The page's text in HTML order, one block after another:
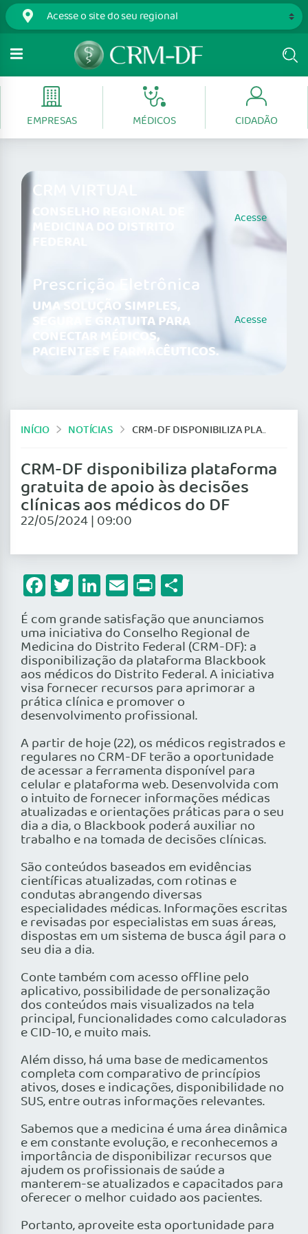
EMPRESAS MÉDICOS CIDADÃO
CRM VIRTUAL
CONSELHO REGIONAL DE
MEDICINA DO DISTRITO Acesse
Prescrição Eletrônica
UMA SOLUÇÃO SIMPLES,
SEGURA E GRATUITA PARA
CONECTAR MÉDICOS,
PACIENTES E FARMACÊUTICOS.
Acesse
INÍCIO NOTÍCIAS CRM-DF DISPONIBILIZA PLATAFORMA GRATUITA DE APOIO ÀS DECISÕES CLÍNICAS AOS MÉDICOS DO DF
CRM-DF disponibiliza plataforma
gratuita de apoio às decisões
clínicas aos médicos do DF
22/05/2024 | 09:00
Facebook
Twitter
LinkedIn
Email
Print
É com grande satisfação que anunciamos
uma iniciativa do Conselho Regional de
Medicina do Distrito Federal (CRM-DF): a
disponibilização da plataforma Blackbook
aos médicos do Distrito Federal. A iniciativa
visa fornecer recursos para aprimorar a
prática clínica e promover o
desenvolvimento profissional.
A partir de hoje (22), os médicos registrados e
regulares no CRM-DF terão a oportunidade
de acessar a ferramenta disponível para
celular e plataforma web. Desenvolvida com
o intuito de fornecer informações médicas
atualizadas e orientações práticas para o seu
dia a dia, o Blackbook poderá auxiliar no
trabalho e na tomada de decisões clínicas.
São conteúdos baseados em evidências
científicas atualizadas, com rotinas e
condutas abrangendo diversas
especialidades médicas. Informações escritas
e revisadas por especialistas em suas áreas,
dispostas em um sistema de busca ágil para o
seu dia a dia.
Conte também com acesso offline pelo
aplicativo, possibilidade de personalização
dos conteúdos mais visualizados na tela
principal, funcionalidades como calculadoras
e CID-10, e muito mais.
Além disso, há uma base de medicamentos
completa com comparativo de princípios
ativos, doses e indicações, disponibilidade no
SUS, entre outras informações relevantes.
Sabemos que a medicina é uma área dinâmica
e em constante evolução, e reconhecemos a
importância de disponibilizar recursos que
ajudem os profissionais de saúde a
manterem-se atualizados e capacitados para
oferecer o melhor cuidado aos pacientes.
Portanto, aproveite esta oportunidade para